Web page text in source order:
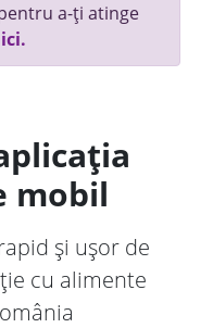
a-ți atinge
mobil
și ușor de
cu alimente